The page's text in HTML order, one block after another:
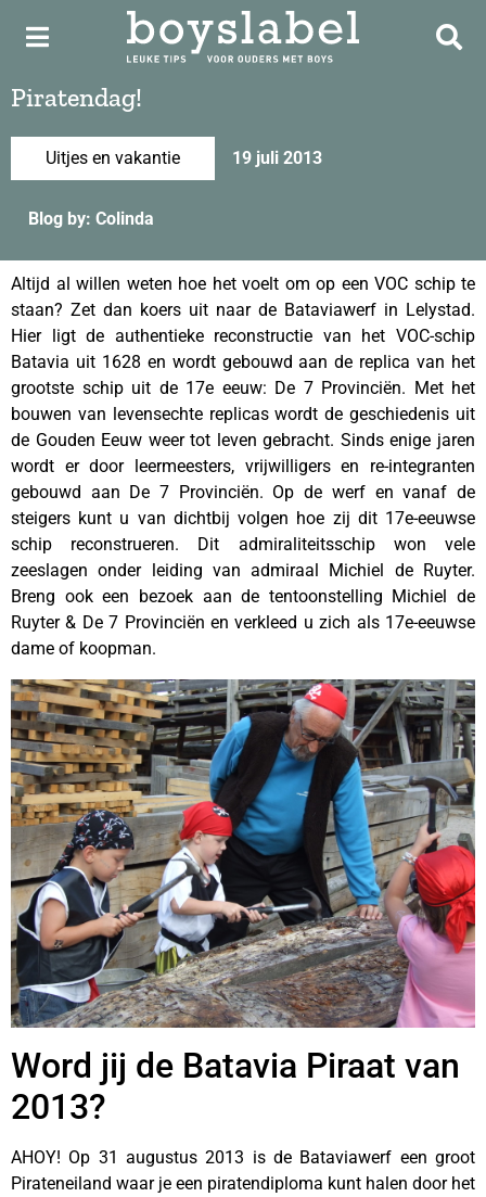
Piratendag!
Uitjes en vakantie 19 juli 2013
Blog by: Colinda
Altijd al willen weten hoe het voelt om op een VOC schip te
staan? Zet dan koers uit naar de Bataviawerf in Lelystad.
Hier ligt de authentieke reconstructie van het VOC-schip
Batavia uit 1628 en wordt gebouwd aan de replica van het
grootste schip uit de 17e eeuw: De 7 Provinciën. Met het
bouwen van levensechte replicas wordt de geschiedenis uit
de Gouden Eeuw weer tot leven gebracht. Sinds enige jaren
wordt er door leermeesters, vrijwilligers en re-integranten
gebouwd aan De 7 Provinciën. Op de werf en vanaf de
steigers kunt u van dichtbij volgen hoe zij dit 17e-eeuwse
schip reconstrueren. Dit admiraliteitsschip won vele
zeeslagen onder leiding van admiraal Michiel de Ruyter.
Breng ook een bezoek aan de tentoonstelling Michiel de
Ruyter & De 7 Provinciën en verkleed u zich als 17e-eeuwse
dame of koopman.
Word jij de Batavia Piraat van
2013?
AHOY! Op 31 augustus 2013 is de Bataviawerf een groot
Pirateneiland waar je een piratendiploma kunt halen door het